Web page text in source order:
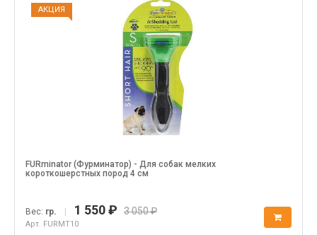
АКЦИЯ
FURminator (Фурминатор) - Для собак мелких
короткошерстных пород 4 см
Вес: гр. | 1 550 ₽ 3 050 ₽
Арт. FURMT10